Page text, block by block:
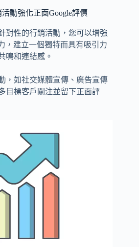
動強化正面Google評價
對性的行銷活動，您可以增強
，建立一個獨特而具有吸引力
鳴和連結感。
，如社交媒體宣傳、廣告宣傳
目標客戶關注並留下正面評